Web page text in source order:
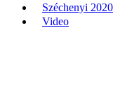
Széchenyi 2020
Video